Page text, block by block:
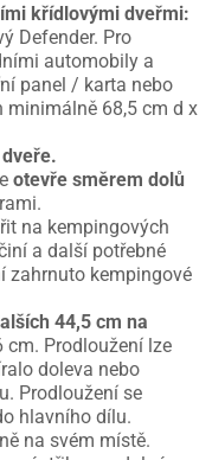
křídlovými dveřmi:
Defender. Pro
automobily a
panel / karta nebo
minimálně 68,5 cm d x
otevře směrem dolů
na kempingových
a další potřebné
zahrnuto kempingové
44,5 cm na
cm. Prodloužení lze
doleva nebo
Prodloužení se
hlavního dílu.
na svém místě.